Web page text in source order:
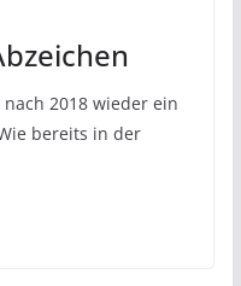
2018 wieder ein
bereits in der